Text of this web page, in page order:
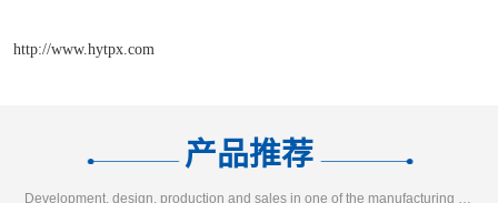
http://www.hytpx.com
产品推荐